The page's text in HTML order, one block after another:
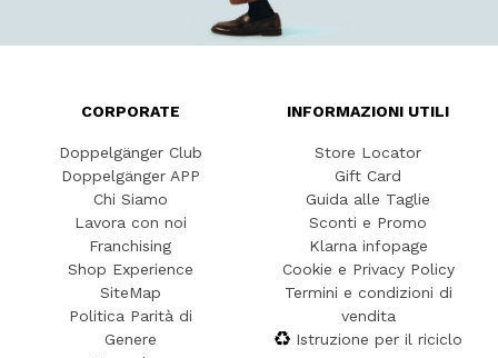
CORPORATE
Doppelgänger Club
Doppelgänger APP
Chi Siamo
Lavora con noi
Franchising
Shop Experience
SiteMap
Politica Parità di
Genere
INFORMAZIONI UTILI
Store Locator
Gift Card
Guida alle Taglie
Sconti e Promo
Klarna infopage
Cookie e Privacy Policy
Termini e condizioni di
vendita
Istruzione per il riciclo